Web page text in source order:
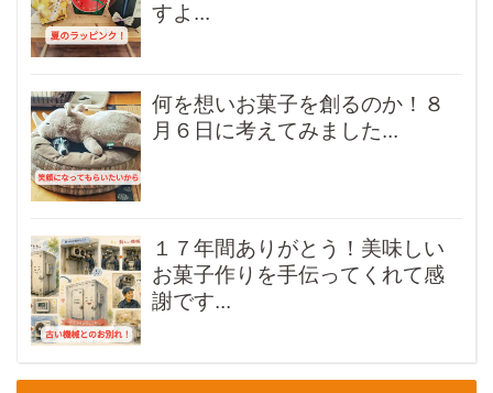
すよ...
何を想いお菓子を創るのか！８
月６日に考えてみました...
１７年間ありがとう！美味しい
お菓子作りを手伝ってくれて感
謝です...